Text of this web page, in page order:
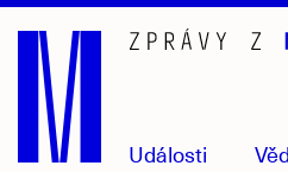
Přejít
hlavní
obsah
Události